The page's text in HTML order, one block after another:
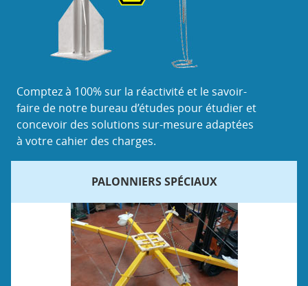
Comptez à 100% sur la réactivité et le savoir-
faire de notre bureau d’études pour étudier et
concevoir des solutions sur-mesure adaptées
à votre cahier des charges.
PALONNIERS SPÉCIAUX